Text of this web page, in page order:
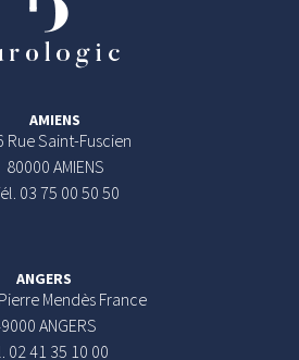
AMIENS
Rue Saint-Fuscien
80000 AMIENS
03 75 00 50 50
ANGERS
Mendès France
ANGERS
02 41 35 10 00